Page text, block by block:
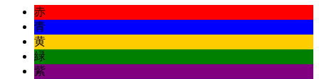
赤
青
黄
緑
紫